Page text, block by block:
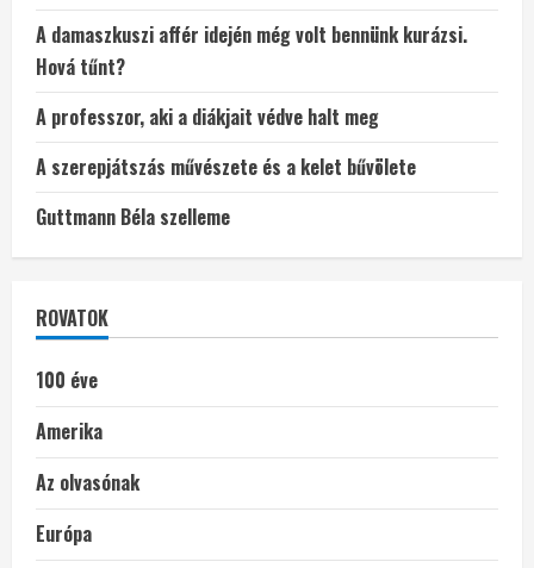
A damaszkuszi affér idején még volt bennünk kurázsi.
Hová tűnt?
A professzor, aki a diákjait védve halt meg
A szerepjátszás művészete és a kelet bűvölete
Guttmann Béla szelleme
ROVATOK
100 éve
Amerika
Az olvasónak
Európa